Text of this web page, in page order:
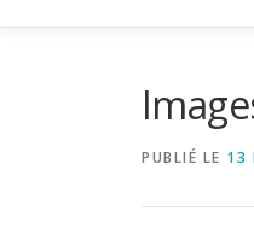
PUBLIÉ LE 13